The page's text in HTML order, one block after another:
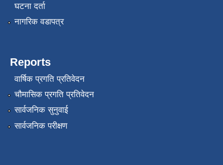
घटना दर्ता
नागरिक वडापत्र
Reports
वार्षिक प्रगति प्रतिवेदन
चौमासिक प्रगति प्रतिवेदन
सार्वजनिक सुनुवाई
सार्वजनिक परीक्षण